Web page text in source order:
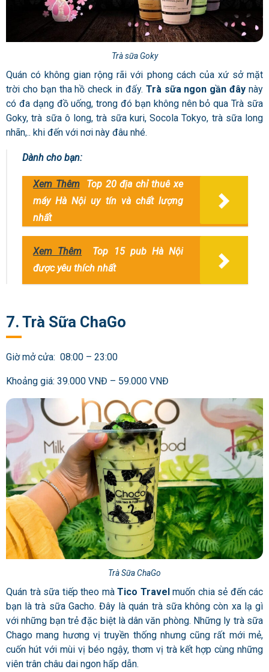
Trà sữa Goky
Quán có không gian rộng rãi với phong cách của xứ sở mặt
trời cho bạn tha hồ check in đấy. Trà sữa ngon gần đây này
có đa dạng đồ uống, trong đó bạn không nên bỏ qua Trà sữa
Goky, trà sữa ô long, trà sữa kuri, Socola Tokyo, trà sữa long
nhãn,.. khi đến với nơi này đâu nhé.
Dành cho bạn:
Xem Thêm
Top 20 địa chỉ thuê xe
máy Hà Nội uy tín và chất lượng
nhất
Xem Thêm
Top 15 pub Hà Nội
được yêu thích nhất
7. Trà Sữa ChaGo
Giờ mở cửa: 08:00 – 23:00
Khoảng giá: 39.000 VNĐ – 59.000 VNĐ
Trà Sữa ChaGo
Quán trà sữa tiếp theo mà Tico Travelmuốn chia sẻ đến các
bạn là trà sữa Gacho. Đây là quán trà sữa không còn xa lạ gì
với những bạn trẻ đặc biệt là dân văn phòng. Những ly trà sữa
Chago mang hương vị truyền thống nhưng cũng rất mới mẻ,
cuốn hút với mùi vị béo ngậy, thơm vị trà kết hợp cùng những
viên trân châu dai ngon hấp dẫn.